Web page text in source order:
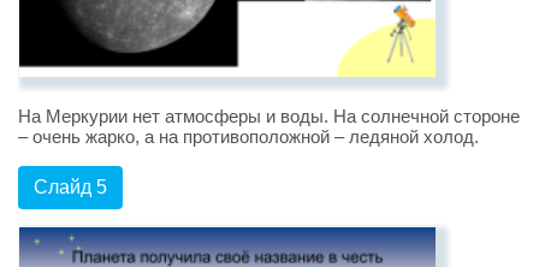
На Меркурии нет атмосферы и воды. На солнечной стороне
– очень жарко, а на противоположной – ледяной холод.
Слайд 5